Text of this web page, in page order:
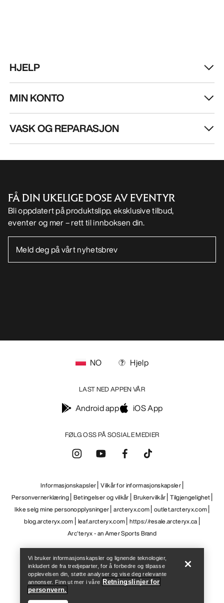
Help
HJELP
MIN KONTO
VASK OG REPARASJON
FÅ DIN UKELIGE DOSE AV EVENTYR
Bli oppdatert på produktslipp, eksklusive tilbud,
eventer og mer – rett til innboksen din.
FØLG OSS PÅ SOSIALE MEDIER
NO Hjelp
LAST NED APPEN VÅR
Android app iOS App
Informasjonskapsler Vilkår for informasjonskapsler
Personvernerklæring Betingelser og vilkår Brukervilkår Tilgjengelighet
Ikke selg mine personopplysninger arcteryx.com outlet.arcteryx.com
blog.arcteryx.com leaf.arcteryx.com https://resale.arcteryx.ca
Arc'teryx - an Amer Sports Brand
Vi bruker informasjonskapsler og lignende teknologier,
inkludert de fra tredjeparter, for å forbedre og tilpasse
opplevelsen din, støtte analyser og vise deg relevante
annonser. Finn ut mer i våre Retningslinjer for
personvern.